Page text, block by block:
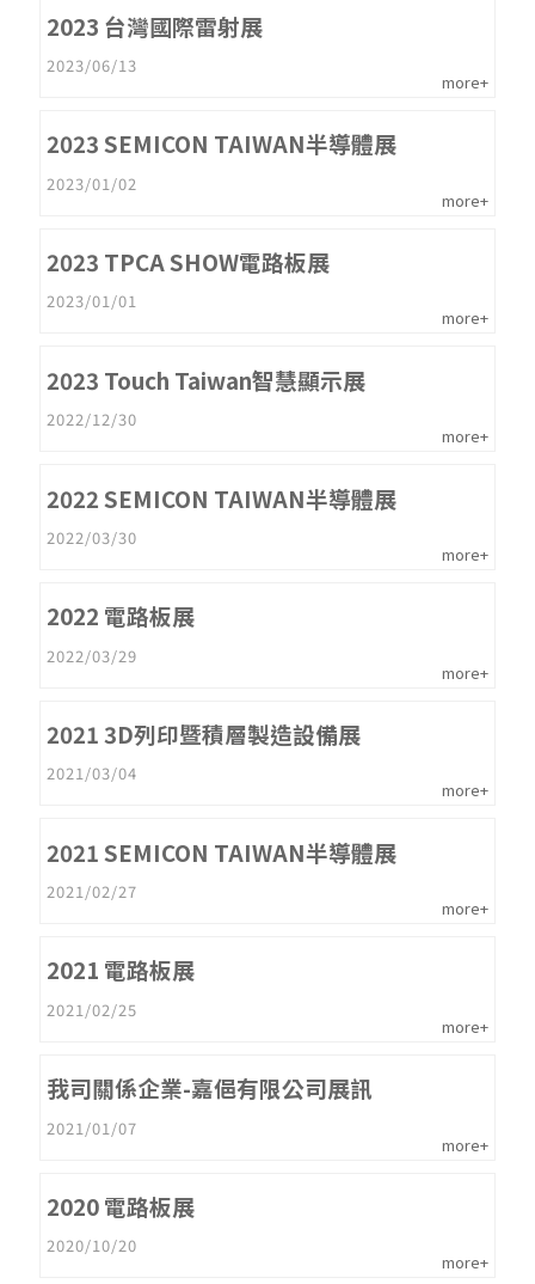
2023 台灣國際雷射展
2023/06/13
more+
2023 SEMICON TAIWAN半導體展
2023/01/02
more+
2023 TPCA SHOW電路板展
2023/01/01
more+
2023 Touch Taiwan智慧顯示展
2022/12/30
more+
2022 SEMICON TAIWAN半導體展
2022/03/30
more+
2022 電路板展
2022/03/29
more+
2021 3D列印暨積層製造設備展
2021/03/04
more+
2021 SEMICON TAIWAN半導體展
2021/02/27
more+
2021 電路板展
2021/02/25
more+
我司關係企業-嘉俋有限公司展訊
2021/01/07
more+
2020 電路板展
2020/10/20
more+